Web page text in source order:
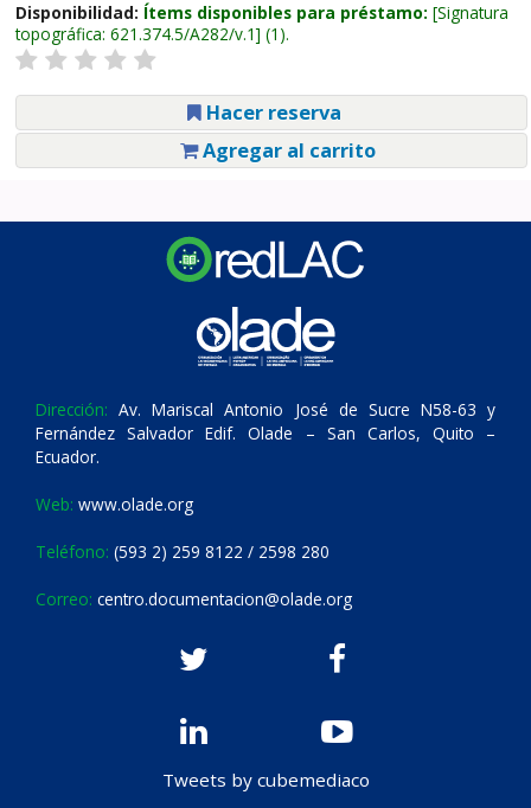
Disponibilidad: Ítems disponibles para préstamo: Signatura
topográfica: 621.374.5/A282/v.1 (1).
Hacer reserva
Agregar al carrito
Dirección: Av. Mariscal Antonio José de Sucre N58-63 y
Fernández Salvador Edif. Olade – San Carlos, Quito –
Ecuador.
Web: www.olade.org
Teléfono: (593 2) 259 8122 / 2598 280
Correo: centro.documentacion@olade.org
Tweets by cubemediaco